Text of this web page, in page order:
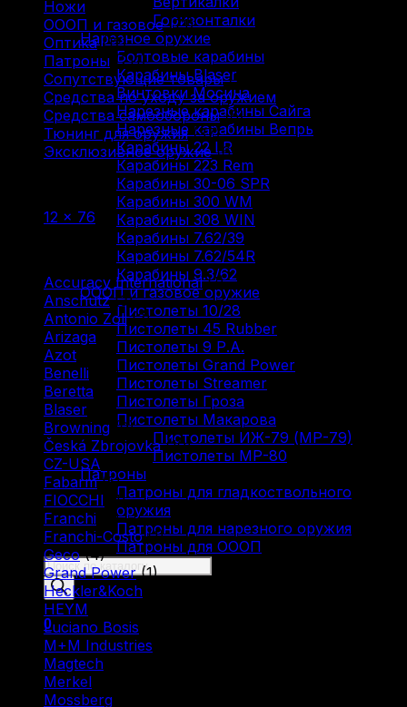
Горизонталки
Нарезное оружие
Болтовые карабины
Карабины Blaser
Винтовки Мосина
Нарезные карабины Сайга
Нарезные карабины Вепрь
Карабины 22 LR
Карабины 223 Rem
Карабины 30-06 SPR
Карабины 300 WM
Карабины 308 WIN
Карабины 7.62/39
Карабины 7.62/54R
Карабины 9.3/62
ОООП и газовое оружие
Пистолеты 10/28
Пистолеты 45 Rubber
Пистолеты 9 Р.А.
Пистолеты Grand Power
Пистолеты Streamer
Пистолеты Гроза
Пистолеты Макарова
Пистолеты ИЖ-79 (МР-79)
Пистолеты МР-80
Патроны
Патроны для гладкоствольного
оружия
Патроны для нарезного оружия
Патроны для ОООП
Поиск
товаров
0
Ножи
ОООП и газовое (71)
Оптика (12)
Патроны (211)
Сопутствующие товары (13)
Средства по уходу за оружием
Средства самообороны (6)
Тюнинг для оружия (37)
Эксклюзивное оружие (6)
12 × 76
Accuracy International (1)
Anschutz (3)
Antonio Zoli (3)
Arizaga
(1)
Azot
Benelli
(16)
Beretta
(2)
Blaser
Browning (9)
Česká Zbrojovka (10)
CZ-USA
Fabarm (5)
FIOCCHI
(1)
Franchi
(3)
Franchi-Costo (1)
Geco (4)
Grand Power (1)
Heckler&Koch
HEYM
Luciano Bosis
M+M Industries
Magtech
Merkel
Mossberg